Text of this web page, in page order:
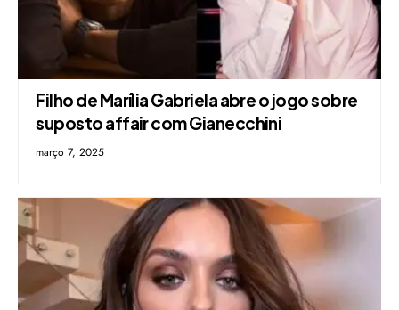
Filho de Marília Gabriela abre o jogo sobre
suposto affair com Gianecchini
março 7, 2025